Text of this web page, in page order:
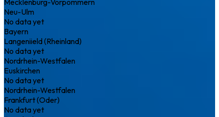
Neu-Ulm
No data yet
Bayern
Langeniield (Rheinland)
No data yet
Nordrhein-Westfalen
Euskirchen
No data yet
Nordrhein-Westfalen
Frankfurt (Oder)
No data yet